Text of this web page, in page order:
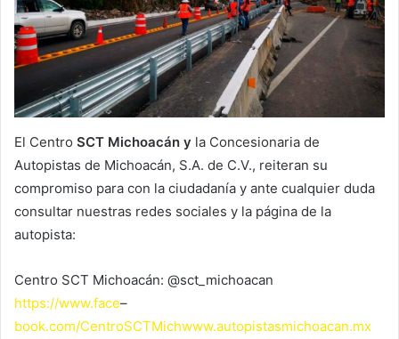
El Centro SCT Michoacán y la Concesionaria de
Autopistas de Michoacán, S.A. de C.V., reiteran su
compromiso para con la ciudadanía y ante cualquier duda
consultar nuestras redes sociales y la página de la
autopista:
Centro SCT Michoacán: @sct_michoacan
https://www.face–
book.com/CentroSCTMichwww.autopistasmichoacan.mx